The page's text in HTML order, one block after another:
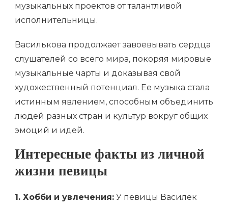
музыкальных проектов от талантливой
исполнительницы.
Василькова продолжает завоевывать сердца
слушателей со всего мира, покоряя мировые
музыкальные чарты и доказывая свой
художественный потенциал. Ее музыка стала
истинным явлением, способным объединить
людей разных стран и культур вокруг общих
эмоций и идей.
Интересные факты из личной
жизни певицы
1. Хобби и увлечения: У певицы Василек